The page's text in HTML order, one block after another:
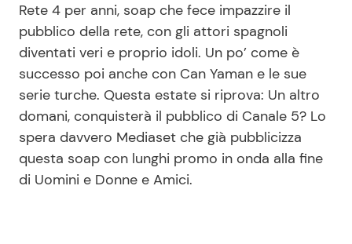
Salute
Viaggi e Turismo
Festività
Ricette Facili e Veloci
Ricette Feste
Ricette per Bambini
Seguici
Rete 4 per anni, soap che fece impazzire il
pubblico della rete, con gli attori spagnoli
diventati veri e proprio idoli. Un po’ come è
successo poi anche con Can Yaman e le sue
serie turche. Questa estate si riprova: Un altro
domani, conquisterà il pubblico di Canale 5? Lo
spera davvero Mediaset che già pubblicizza
questa soap con lunghi promo in onda alla fine
di Uomini e Donne e Amici.